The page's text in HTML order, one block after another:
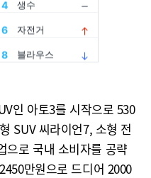
인 아토3를 시작으로 530
SUV 씨라이언7, 소형 전
으로 국내 소비자를 공략
만원으로 드디어 2000